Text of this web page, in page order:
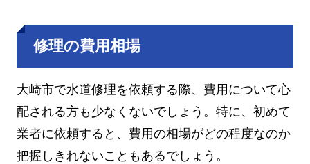
修理の費用相場
大崎市で水道修理を依頼する際、費用について心
配される方も少なくないでしょう。特に、初めて
業者に依頼すると、費用の相場がどの程度なのか
把握しきれないこともあるでしょう。